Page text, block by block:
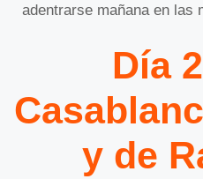
adentrarse mañana en las
Día
y de